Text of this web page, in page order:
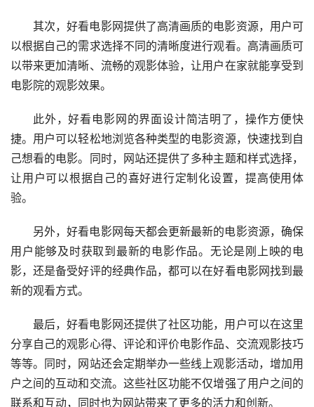
其次，好看电影网提供了高清画质的电影资源，用户可
以根据自己的需求选择不同的清晰度进行观看。高清画质可
以带来更加清晰、流畅的观影体验，让用户在家就能享受到
电影院的观影效果。
此外，好看电影网的界面设计简洁明了，操作方便快
捷。用户可以轻松地浏览各种类型的电影资源，快速找到自
己想看的电影。同时，网站还提供了多种主题和样式选择，
让用户可以根据自己的喜好进行定制化设置，提高使用体
验。
另外，好看电影网每天都会更新最新的电影资源，确保
用户能够及时获取到最新的电影作品。无论是刚上映的电
影，还是备受好评的经典作品，都可以在好看电影网找到最
新的观看方式。
最后，好看电影网还提供了社区功能，用户可以在这里
分享自己的观影心得、评论和评价电影作品、交流观影技巧
等等。同时，网站还会定期举办一些线上观影活动，增加用
户之间的互动和交流。这些社区功能不仅增强了用户之间的
联系和互动，同时也为网站带来了更多的活力和创新。